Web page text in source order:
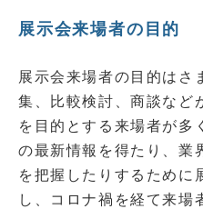
展示会来場者の目的
展示会来場者の目的はさ
集、比較検討、商談など
を目的とする来場者が多
の最新情報を得たり、業
を把握したりするために
し、コロナ禍を経て来場